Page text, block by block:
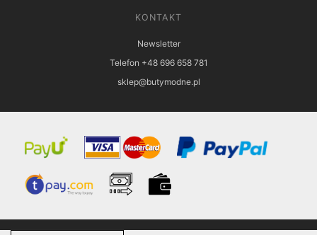
KONTAKT
Newsletter
Telefon +48 696 658 781
sklep@butymodne.pl